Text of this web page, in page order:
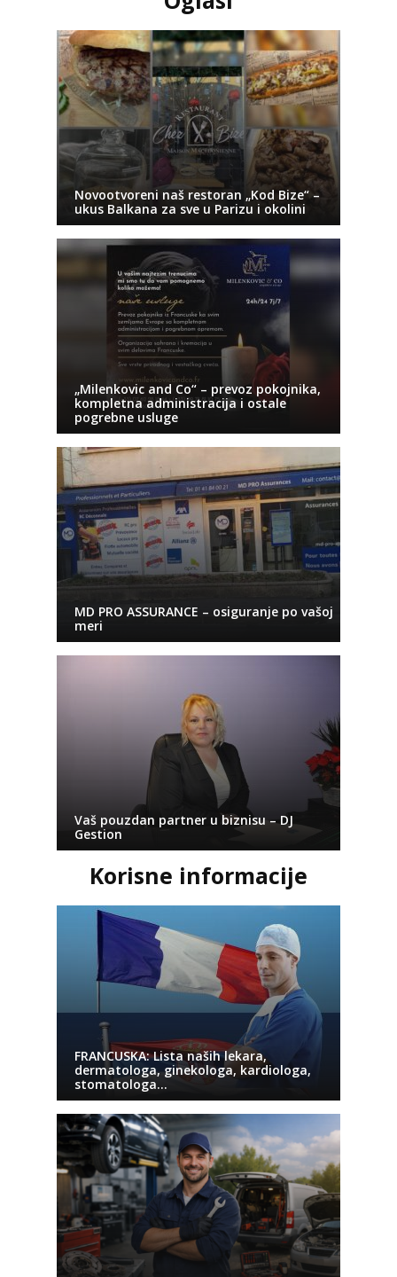
Novootvoreni naš restoran „Kod Bize“ –
ukus Balkana za sve u Parizu i okolini
„Milenkovic and Co“ – prevoz pokojnika,
kompletna administracija i ostale
pogrebne usluge
MD PRO ASSURANCE – osiguranje po vašoj
meri
Vaš pouzdan partner u biznisu – DJ
Gestion
Korisne informacije
FRANCUSKA: Lista naših lekara,
dermatologa, ginekologa, kardiologa,
stomatologa…